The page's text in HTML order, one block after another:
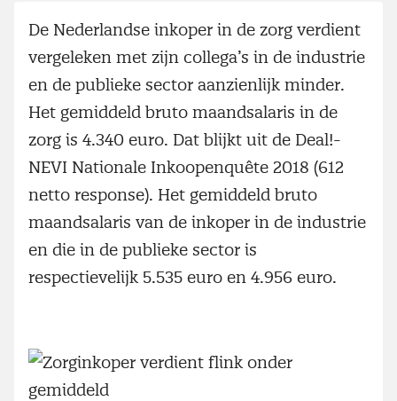
De Nederlandse inkoper in de zorg verdient
vergeleken met zijn collega’s in de industrie
en de publieke sector aanzienlijk minder.
Het gemiddeld bruto maandsalaris in de
zorg is 4.340 euro. Dat blijkt uit de Deal!-
NEVI Nationale Inkoopenquête 2018 (612
netto response). Het gemiddeld bruto
maandsalaris van de inkoper in de industrie
en die in de publieke sector is
respectievelijk 5.535 euro en 4.956 euro.